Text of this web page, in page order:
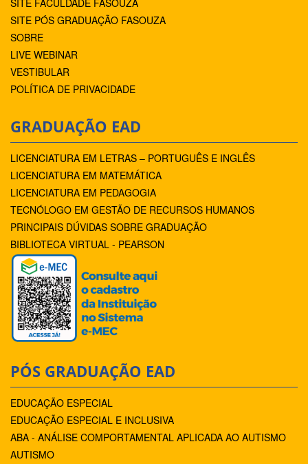
SITE FACULDADE FASOUZA
SITE PÓS GRADUAÇÃO FASOUZA
SOBRE
LIVE WEBINAR
VESTIBULAR
POLÍTICA DE PRIVACIDADE
GRADUAÇÃO EAD
LICENCIATURA EM LETRAS – PORTUGUÊS E INGLÊS
LICENCIATURA EM MATEMÁTICA
LICENCIATURA EM PEDAGOGIA
TECNÓLOGO EM GESTÃO DE RECURSOS HUMANOS
PRINCIPAIS DÚVIDAS SOBRE GRADUAÇÃO
BIBLIOTECA VIRTUAL - PEARSON
PÓS GRADUAÇÃO EAD
EDUCAÇÃO ESPECIAL
EDUCAÇÃO ESPECIAL E INCLUSIVA
ABA - ANÁLISE COMPORTAMENTAL APLICADA AO AUTISMO
AUTISMO